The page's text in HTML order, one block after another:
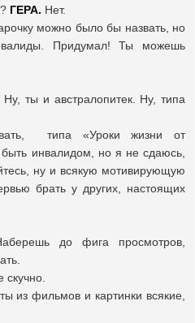
ГЕРА. Нет.
можно было бы назвать, но
Придумал! Ты можешь
ты и австралопитек. Ну, типа
типа «Уроки жизни от
инвалидом, но я не сдаюсь,
ну и всякую мотивирующую
брать у других, настоящих
до фига просмотров,
из фильмов и картинки всякие,